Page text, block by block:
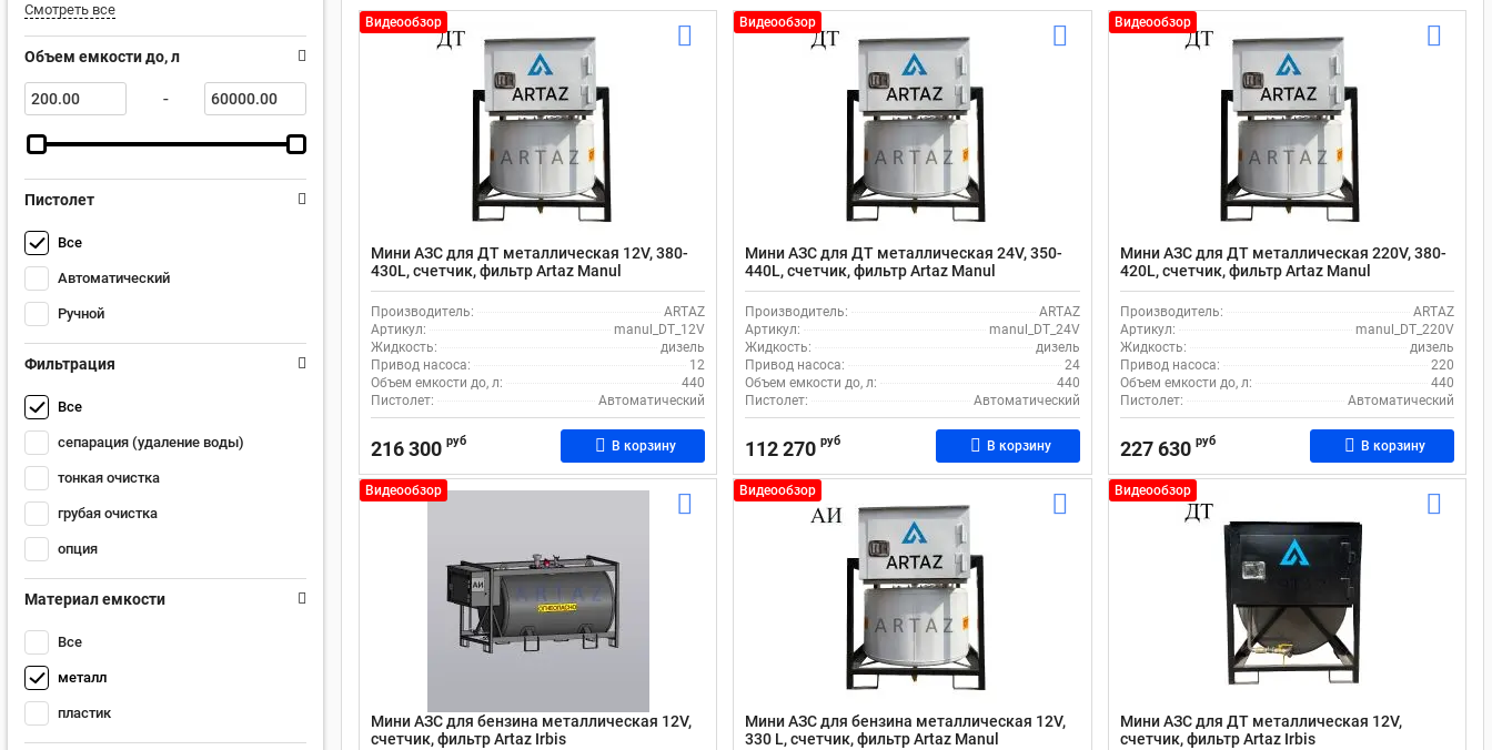
Смотреть все
Объем емкости до, л
-
Пистолет
Все
Автоматический
Ручной
Фильтрация
Все
сепарация (удаление воды)
тонкая очистка
грубая очистка
опция
Материал емкости
Все
металл
пластик
Видеообзор
Мини АЗС для ДТ металлическая 12V, 380-
430L, счетчик, фильтр Artaz Manul
Производитель:
ARTAZ
Артикул:
manul_DT_12V
Жидкость:
дизель
Привод насоса:
12
Объем емкости до, л:
440
Пистолет:
Автоматический
216 300 руб В корзину
Видеообзор
Мини АЗС для ДТ металлическая 24V, 350-
440L, счетчик, фильтр Artaz Manul
Производитель:
ARTAZ
Артикул:
manul_DT_24V
Жидкость:
дизель
Привод насоса:
24
Объем емкости до, л:
440
Пистолет:
Автоматический
112 270 руб В корзину
Видеообзор
Мини АЗС для ДТ металлическая 220V, 380-
420L, счетчик, фильтр Artaz Manul
Производитель:
ARTAZ
Артикул:
manul_DT_220V
Жидкость:
дизель
Привод насоса:
220
Объем емкости до, л:
440
Пистолет:
Автоматический
227 630 руб В корзину
Видеообзор
Мини АЗС для бензина металлическая 12V,
счетчик, фильтр Artaz Irbis
Видеообзор
Мини АЗС для бензина металлическая 12V,
330 L, счетчик, фильтр Artaz Manul
Видеообзор
Мини АЗС для ДТ металлическая 12V,
счетчик, фильтр Artaz Irbis